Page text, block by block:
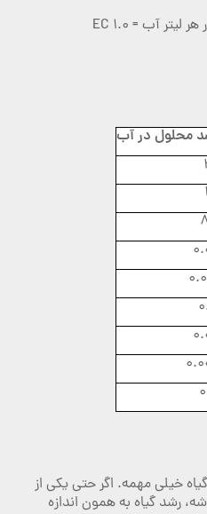
محلول در آب
خیلی مهمه. اگر حتی یکی از
رشد گیاه به همون اندازه